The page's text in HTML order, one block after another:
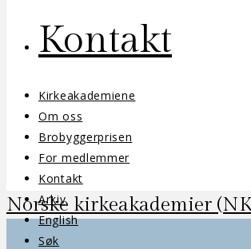
Kontakt
Kirkeakademiene
Om oss
Brobyggerprisen
For medlemmer
Kontakt
Arkiv
English
Søk
Norske kirkeakademier